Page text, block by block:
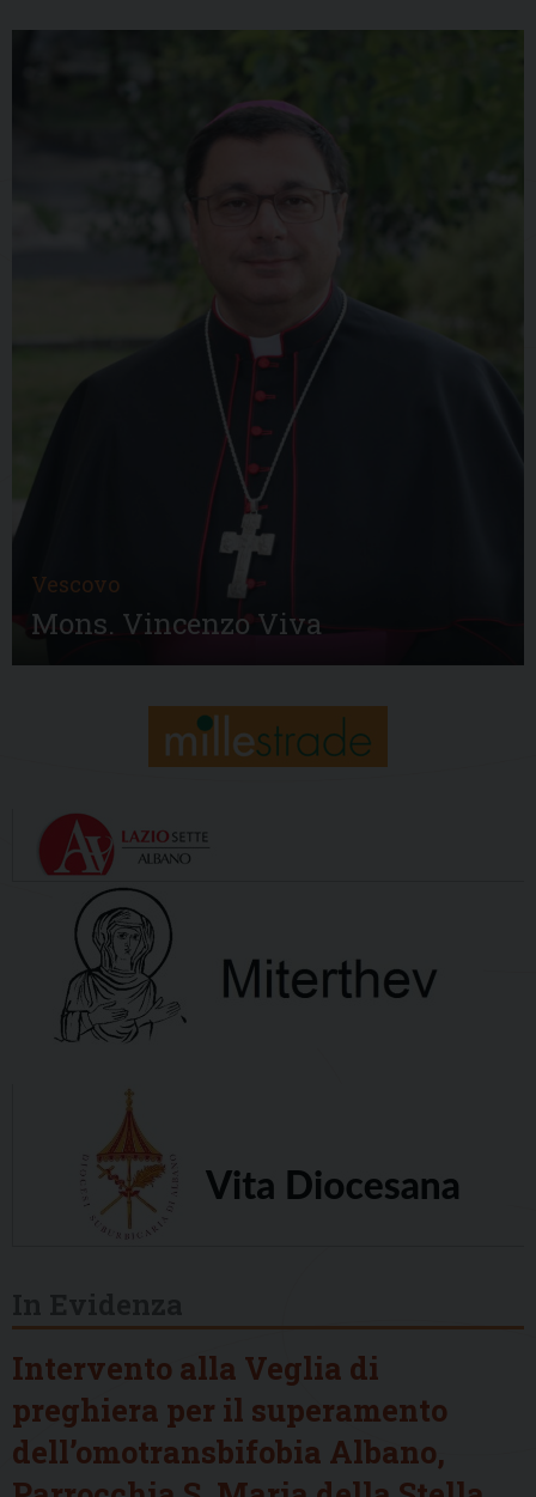
Vescovo
Mons. Vincenzo Viva
Intervento alla Veglia di
preghiera per il superamento
dell’omotransbifobia Albano,